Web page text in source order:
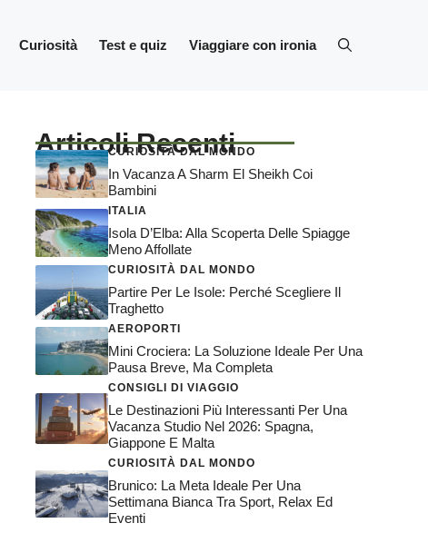
Curiosità Test e quiz Viaggiare con ironia
Articoli Recenti
CURIOSITÀ DAL MONDO
In Vacanza A Sharm El Sheikh Coi
Bambini
ITALIA
Isola D’Elba: Alla Scoperta Delle Spiagge
Meno Affollate
CURIOSITÀ DAL MONDO
Partire Per Le Isole: Perché Scegliere Il
Traghetto
AEROPORTI
Mini Crociera: La Soluzione Ideale Per Una
Pausa Breve, Ma Completa
CONSIGLI DI VIAGGIO
Le Destinazioni Più Interessanti Per Una
Vacanza Studio Nel 2026: Spagna,
Giappone E Malta
CURIOSITÀ DAL MONDO
Brunico: La Meta Ideale Per Una
Settimana Bianca Tra Sport, Relax Ed
Eventi